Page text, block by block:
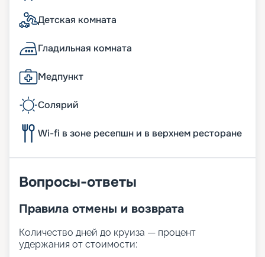
Детская комната
Гладильная комната
Медпункт
Солярий
Wi-fi в зоне ресепшн и в верхнем ресторане
Вопросы-ответы
Правила отмены и возврата
Количество дней до круиза — процент
удержания от стоимости: